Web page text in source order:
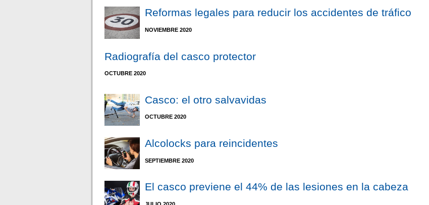
Reformas legales para reducir los accidentes de tráfico
NOVIEMBRE 2020
Radiografía del casco protector
OCTUBRE 2020
Casco: el otro salvavidas
OCTUBRE 2020
Alcolocks para reincidentes
SEPTIEMBRE 2020
El casco previene el 44% de las lesiones en la cabeza